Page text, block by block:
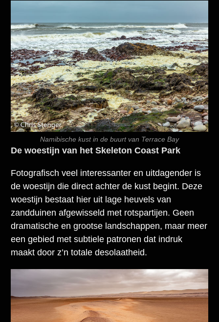
Namibische kust in de buurt van Terrace Bay
De woestijn van het Skeleton Coast Park
Fotografisch veel interessanter en uitdagender is
de woestijn die direct achter de kust begint. Deze
woestijn bestaat hier uit lage heuvels van
zandduinen afgewisseld met rotspartijen. Geen
dramatische en grootse landschappen, maar meer
een gebied met subtiele patronen dat indruk
maakt door z’n totale desolaatheid.